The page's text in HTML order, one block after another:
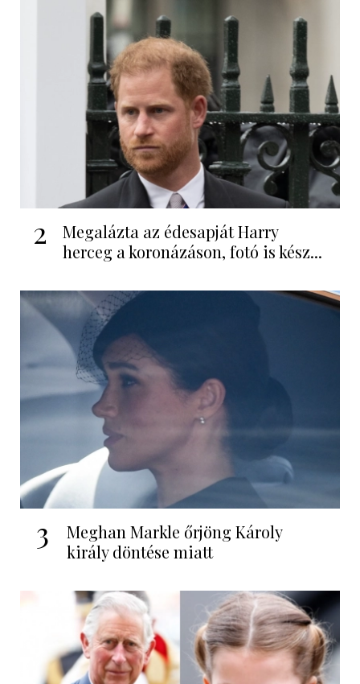
2
Megalázta az édesapját Harry
herceg a koronázáson, fotó is kész...
3
Meghan Markle őrjöng Károly
király döntése miatt